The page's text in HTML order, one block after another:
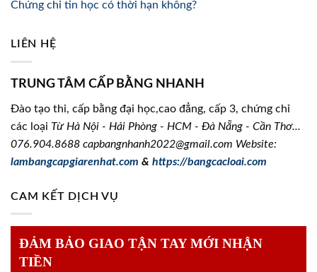
Chứng chỉ tin học có thời hạn không?
LIÊN HỆ
TRUNG TÂM CẤP BẰNG NHANH
Đào tạo thi, cấp bằng đại học,cao đẳng, cấp 3, chứng chỉ
các loại Từ Hà Nội - Hải Phòng - HCM - Đà Nẵng - Cần Thơ...
076.904.8688 capbangnhanh2022@gmail.com Website:
lambangcapgiarenhat.com & https://bangcacloai.com
CAM KẾT DỊCH VỤ
ĐẢM BẢO GIAO TẬN TAY MỚI NHẬN
TIỀN